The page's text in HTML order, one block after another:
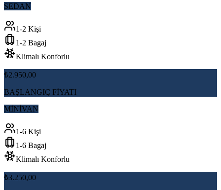
SEDAN
1-2 Kişi
1-2 Bagaj
Klimalı Konforlu
₺2.950,00
BAŞLANGIÇ FİYATI
MİNİVAN
1-6 Kişi
1-6 Bagaj
Klimalı Konforlu
₺3.250,00